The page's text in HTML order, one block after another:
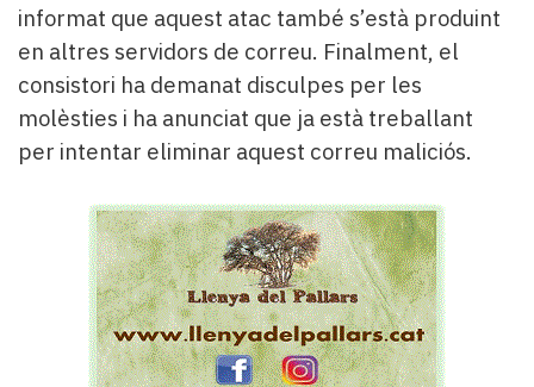
informat que aquest atac també s’està produint
en altres servidors de correu. Finalment, el
consistori ha demanat disculpes per les
molèsties i ha anunciat que ja està treballant
per intentar eliminar aquest correu maliciós.